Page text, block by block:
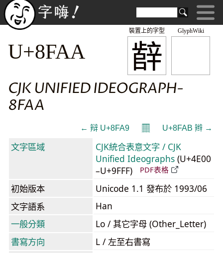
GlyphWiki
辪
裝置上的字型
U+8FAA
CJK UNIFIED IDEOGRAPH-
8FAA
← 辩 U+8FA9 𝄜 U+8FAB 辫 →
文字區域
CJK統合表意文字 / CJK
Unified Ideographs (U+4E00
–U+9FFF)
PDF表格
初始版本
Unicode 1.1 發布於 1993/06
文字語系
Han
一般分類
Lo / 其它字母 (Other_Letter)
書寫方向
L / 左至右書寫